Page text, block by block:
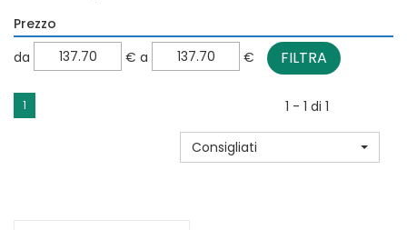
Prezzo
filtra
da
da €
a
a €
1 1 - 1 di 1
Consigliati